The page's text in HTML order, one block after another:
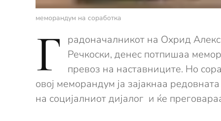
меморандум на соработка
Г
радоначалникот на Охрид
Речкоски, денес потпишаа
превоз на наставниците. Но
овој меморандум ја зајакнаа
на социјалниот дијалог и ќе